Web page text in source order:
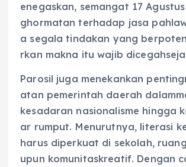
enegaskan, semangat 17
ghormatan terhadap jasa
a segala tindakan yang
rkan makna itu wajib
Parosil juga menekankan
atan pemerintah daerah
kesadaran nasionalisme hingga
ar rumput. Menurutnya, literasi
harus diperkuat di sekolah,
upun komunitaskreatif. Dengan